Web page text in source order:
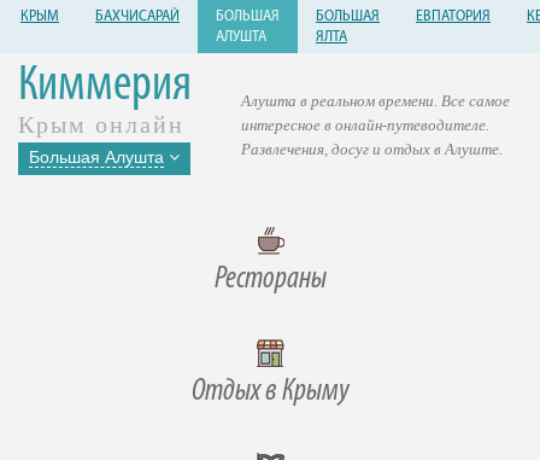
КРЫМ БАХЧИСАРАЙ
БОЛЬШАЯ
АЛУШТА
БОЛЬШАЯ
ЯЛТА
ЕВПАТОРИЯ
Киммерия
Крым онлайн
Большая Алушта
Рестораны
Отдых в Крыму
Алушта в реальном времени. Все самое
интересное в онлайн-путеводителе.
Развлечения, досуг и отдых в Алуште.